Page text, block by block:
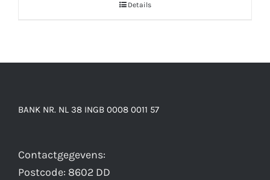
Details
BANK NR. NL 38 INGB 0008 0011 57
Contactgegevens:
Postcode: 8602 DD